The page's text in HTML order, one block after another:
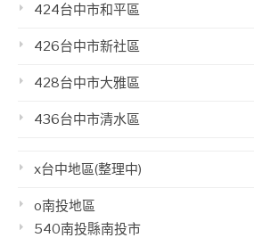
424台中市和平區
426台中市新社區
428台中市大雅區
436台中市清水區
x台中地區(整理中)
o南投地區
540南投縣南投市